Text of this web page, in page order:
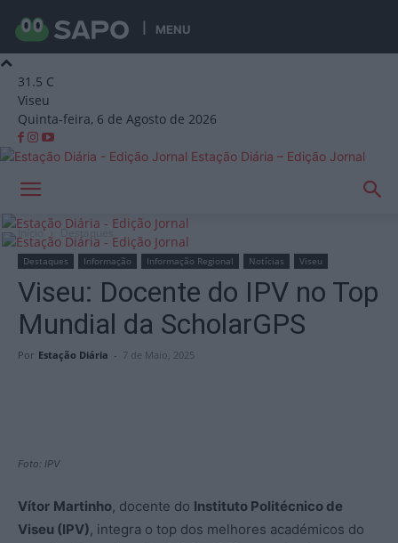
MENU
31.5 C
Viseu
Quinta-feira, 6 de Agosto de 2026
Estação Diária – Edição Jornal
Início Destaques
Destaques Informação Informação Regional Notícias Viseu
Viseu: Docente do IPV no Top
Mundial da ScholarGPS
Por Estação Diária - 7 de Maio, 2025
Foto: IPV
Vítor Martinho, docente do Instituto Politécnico de
Viseu (IPV), integra o top dos melhores académicos do